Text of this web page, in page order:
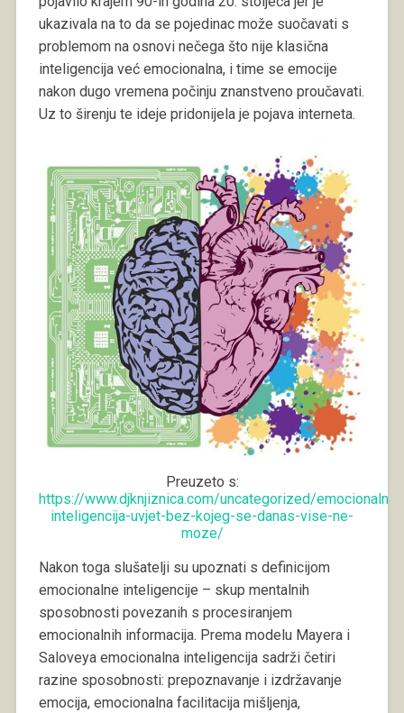
ukazivala na to da se pojedinac može suočavati s
problemom na osnovi nečega što nije klasična
inteligencija već emocionalna, i time se emocije
nakon dugo vremena počinju znanstveno proučavati.
Uz to širenju te ideje pridonijela je pojava interneta.
Preuzeto s:
https://www.djknjiznica.com/uncategorized/emocionalna-
inteligencija-uvjet-bez-kojeg-se-danas-vise-ne-
moze/
Nakon toga slušatelji su upoznati s definicijom
emocionalne inteligencije – skup mentalnih
sposobnosti povezanih s procesiranjem
emocionalnih informacija. Prema modelu Mayera i
Saloveya emocionalna inteligencija sadrži četiri
razine sposobnosti: prepoznavanje i izdržavanje
emocija, emocionalna facilitacija mišljenja,